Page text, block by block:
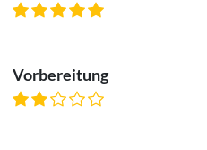
Vorbereitung